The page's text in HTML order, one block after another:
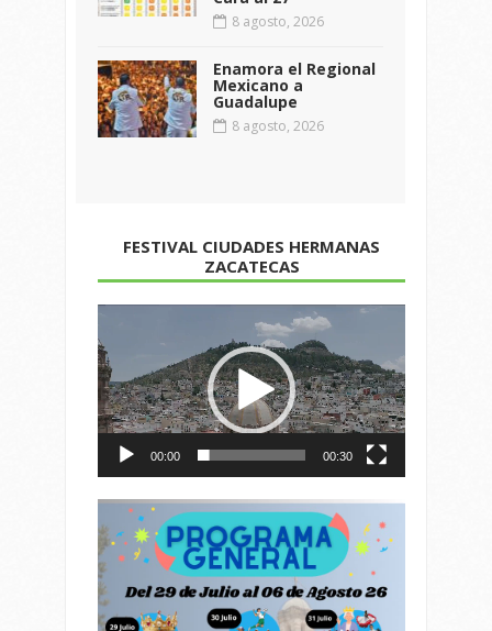
8 agosto, 2026
Enamora el Regional
Mexicano a
Guadalupe
8 agosto, 2026
FESTIVAL CIUDADES HERMANAS
ZACATECAS
de
vídeo
00:00 00:30